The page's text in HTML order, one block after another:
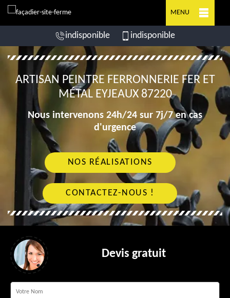
MENU
indisponible indisponible
ARTISAN PEINTRE FERRONNERIE FER ET
MÉTAL EYJEAUX 87220
Nous intervenons 24h/24 sur 7j/7 en cas
d'urgence
NOS RÉALISATIONS
CONTACTEZ-NOUS !
Devis gratuit